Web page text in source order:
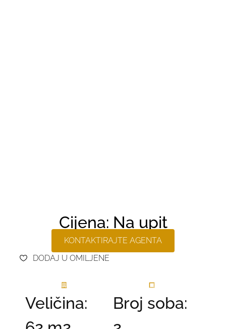
Cijena: Na upit
KONTAKTIRAJTE AGENTA
DODAJ U OMILJENE
Veličina:
Broj soba: